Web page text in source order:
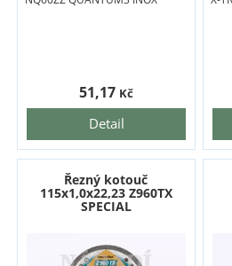
Detail
51,17 Kč
Řezný kotouč
115x1,0x22,23 Z960TX
SPECIAL